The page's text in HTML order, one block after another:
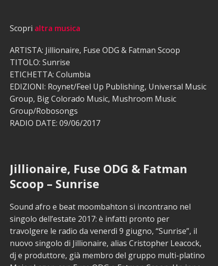
Scopri altra musica
ARTISTA: Jillionaire, Fuse ODG & Fatman Scoop
TITOLO: Sunrise
ETICHETTA: Columbia
EDIZIONI: Roynet/Feel Up Publishing, Universal Music
Group, Big Colorado Music, Mushroom Music
Group/Robosongs
RADIO DATE: 09/06/2017
Jillionaire, Fuse ODG & Fatman
Scoop – Sunrise
Sound afro e beat moombahton si incontrano nel
singolo dell’estate 2017: è infatti pronto per
travolgere le radio da venerdì 9 giugno, “Sunrise”, il
nuovo singolo di Jillionaire, alias Cristopher Leacock,
dj e produttore, già membro del gruppo multi-platino